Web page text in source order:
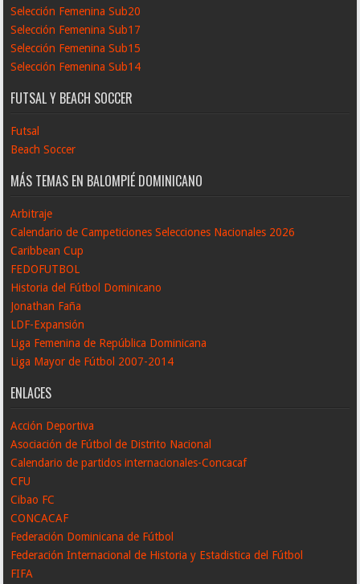
Selección Femenina Sub20
Selección Femenina Sub17
Selección Femenina Sub15
Selección Femenina Sub14
FUTSAL Y BEACH SOCCER
Futsal
Beach Soccer
MÁS TEMAS EN BALOMPIÉ DOMINICANO
Arbitraje
Calendario de Campeticiones Selecciones Nacionales 2026
Caribbean Cup
FEDOFUTBOL
Historia del Fútbol Dominicano
Jonathan Faña
LDF-Expansión
Liga Femenina de República Dominicana
Liga Mayor de Fútbol 2007-2014
ENLACES
Acción Deportiva
Asociación de Fútbol de Distrito Nacional
Calendario de partidos internacionales-Concacaf
CFU
Cibao FC
CONCACAF
Federación Dominicana de Fútbol
Federación Internacional de Historia y Estadistica del Fútbol
FIFA